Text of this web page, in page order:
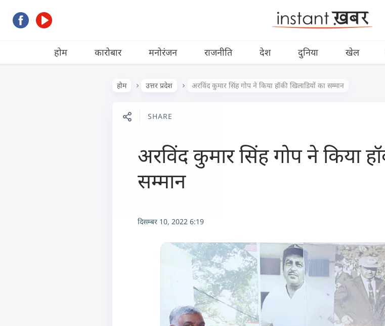
होम कारोबार मनोरंजन राजनीति देश दुनिया खेल
होम उत्तर प्रदेश अरविंद कुमार सिंह गोप ने किया हॉकी खिलाडियों का सम्मान
SHARE
अरविंद कुमार सिंह गोप ने किया
सम्मान
दिसम्बर 10, 2022 6:19